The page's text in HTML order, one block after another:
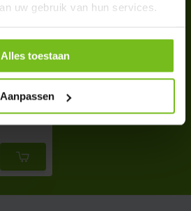
uw gebruik van hun services.
Alles toestaan
Aanpassen
gratuit